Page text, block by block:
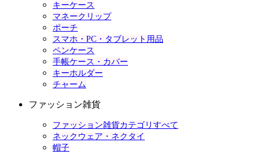
キーケース
マネークリップ
ポーチ
スマホ・PC・タブレット用品
ペンケース
手帳ケース・カバー
キーホルダー
チャーム
ファッション雑貨
ファッション雑貨カテゴリすべて
ネックウェア・ネクタイ
帽子